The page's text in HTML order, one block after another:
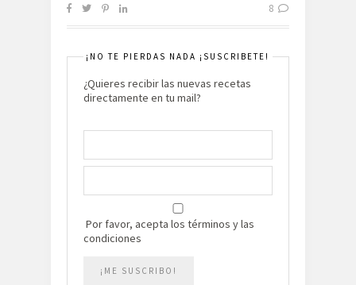
8
¡NO TE PIERDAS NADA ¡SUSCRIBETE!
¿Quieres recibir las nuevas recetas
directamente en tu mail?
Por favor, acepta los términos y las
condiciones